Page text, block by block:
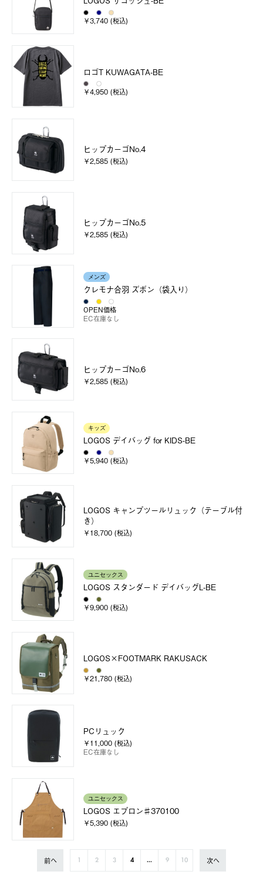
￥3,740 (税込)
ロゴT KUWAGATA-BE
￥4,950 (税込)
ヒップカーゴNo.4
￥2,585 (税込)
ヒップカーゴNo.5
￥2,585 (税込)
メンズ
クレモナ合羽 ズボン（袋入り）
OPEN価格
EC在庫なし
ヒップカーゴNo.6
￥2,585 (税込)
キッズ
LOGOS デイバッグ for KIDS-BE
￥5,940 (税込)
LOGOS キャンプツールリュック（テーブル付
き）
￥18,700 (税込)
ユニセックス
LOGOS スタンダード デイバッグL-BE
￥9,900 (税込)
LOGOS×FOOTMARK RAKUSACK
￥21,780 (税込)
PCリュック
￥11,000 (税込)
EC在庫なし
ユニセックス
LOGOS エプロン♯370100
￥5,390 (税込)
前へ 2 3 4 ... 9 10 次へ